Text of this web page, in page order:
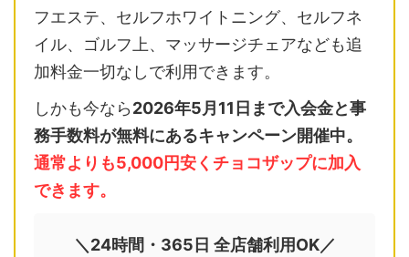
フエステ、セルフホワイトニング、セルフネ
イル、ゴルフ上、マッサージチェアなども追
加料金一切なしで利用できます。
しかも今なら2026年5月11日まで入会金と事
務手数料が無料にあるキャンペーン開催中。
通常よりも5,000円安くチョコザップに加入
できます。
＼24時間・365日 全店舗利用OK／